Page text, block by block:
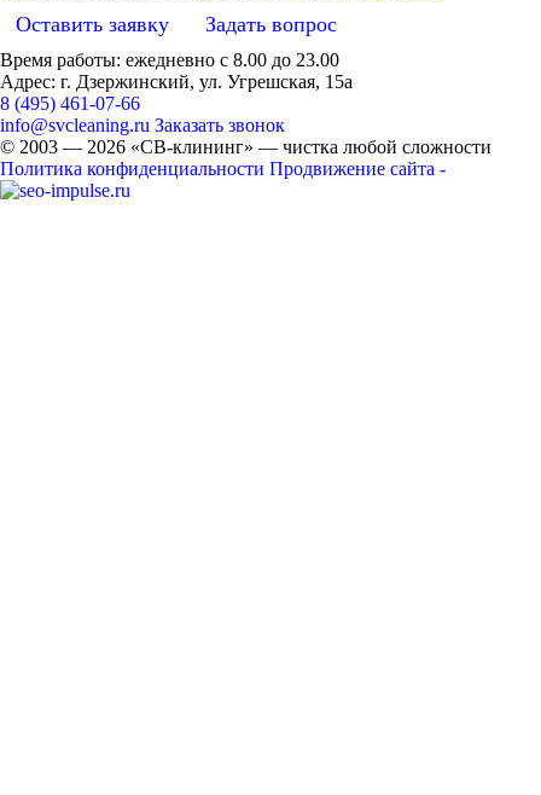
Оставить заявку Задать вопрос
Время работы: ежедневно с 8.00 до 23.00
Адрес: г. Дзержинский, ул. Угрешская, 15а
8 (495) 461-07-66
info@svcleaning.ru Заказать звонок
© 2003 — 2026 «СВ-клининг» — чистка любой сложности
Политика конфиденциальности Продвижение сайта -